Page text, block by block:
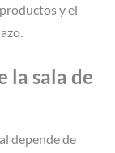
y el
la sala de
depende de